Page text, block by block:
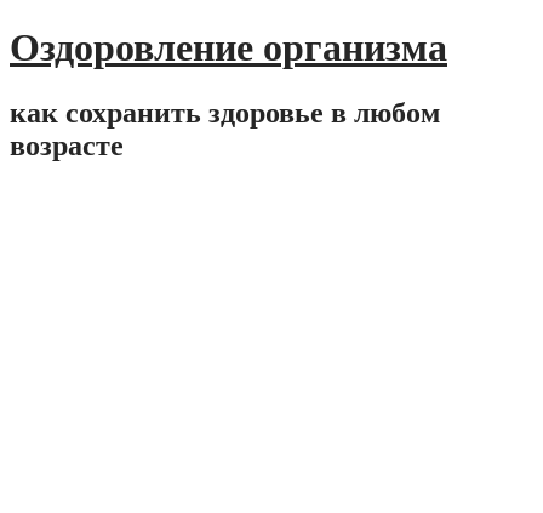
Оздоровление организма
как сохранить здоровье в любом
возрасте